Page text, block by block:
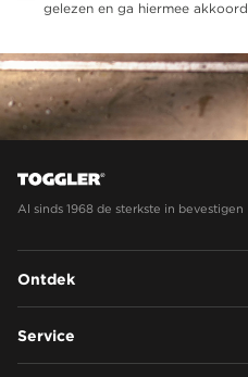
gelezen en ga hiermee akkoord
Al sinds 1968 de sterkste in bevestigen
Ontdek
Service